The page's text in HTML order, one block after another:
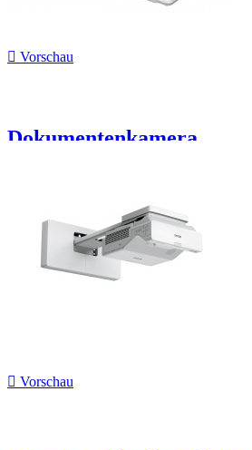
 Vorschau
Dokumentenkamera,...
 Vorschau